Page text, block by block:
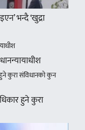
भन्दै ‘खुद्रा
हुने कुरा